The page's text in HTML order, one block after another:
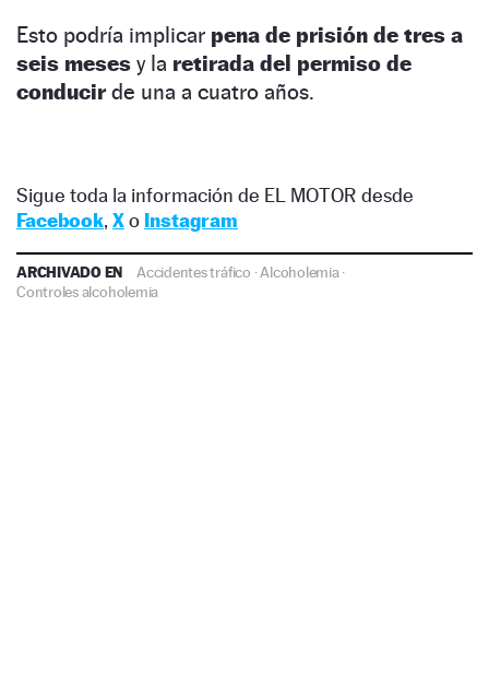
Esto podría implicar pena de prisión de tres a
seis meses y la retirada del permiso de
conducirde una a cuatro años.
Sigue toda la información de EL MOTOR desde
Facebook, Xo Instagram
ARCHIVADO EN Accidentes tráfico ·Alcoholemia·
Controles alcoholemia